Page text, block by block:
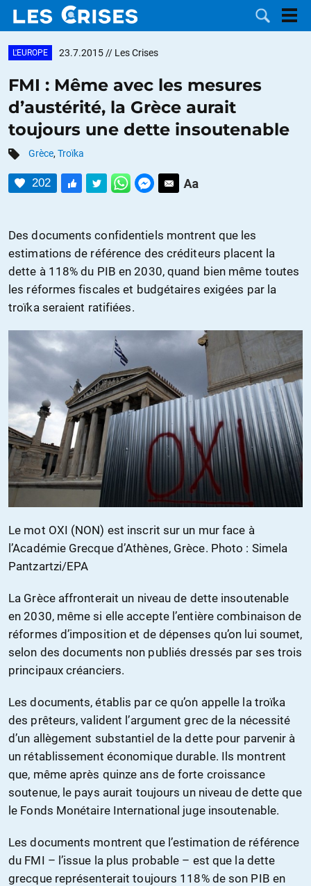
DOSSIERS
CATÉGORIES
MOTS CLÉS
CONTACTER
FAIRE UN
DON
L'EUROPE 23.7.2015 // Les Crises
FMI : Même avec les mesures
d’austérité, la Grèce aurait
toujours une dette insoutenable
Grèce, Troïka
202
Des documents confidentiels montrent que les
estimations de référence des créditeurs placent la
dette à 118% du PIB en 2030, quand bien même toutes
les réformes fiscales et budgétaires exigées par la
troïka seraient ratifiées.
Le mot OXI (NON) est inscrit sur un mur face à
l’Académie Grecque d’Athènes, Grèce. Photo : Simela
Pantzartzi/EPA
La Grèce affronterait un niveau de dette insoutenable
en 2030, même si elle accepte l’entière combinaison de
réformes d’imposition et de dépenses qu’on lui soumet,
selon des documents non publiés dressés par ses trois
principaux créanciers.
Les documents, établis par ce qu’on appelle la troïka
des prêteurs, valident l’argument grec de la nécessité
d’un allègement substantiel de la dette pour parvenir à
un rétablissement économique durable. Ils montrent
que, même après quinze ans de forte croissance
soutenue, le pays aurait toujours un niveau de dette que
le Fonds Monétaire International juge insoutenable.
Les documents montrent que l’estimation de référence
du FMI – l’issue la plus probable – est que la dette
grecque représenterait toujours 118% de son PIB en